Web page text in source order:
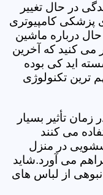
در حال تغییر
پزشکی کامپیوتری
حال درباره ماشین
می کنید که آخرین
اید کی بوده
ترین تکنولوژی
تأثیر بسیار
می کنند
در منزل
می آورد.شاید
از لباس های